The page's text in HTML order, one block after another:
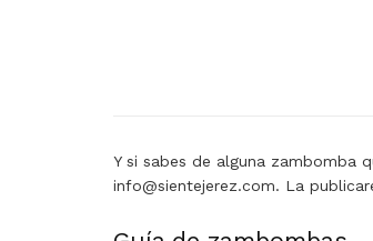
Y si sabes de alguna zambomba
info@sientejerez.com. La